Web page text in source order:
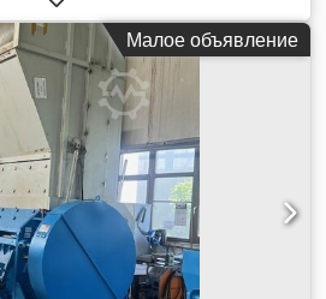
например, шин и старых кабелей.
предохранительной муфтой
предметов. Chjdpfxezmc
600 мм, рабочая ширина 1450
сегментными
ножа, 2 ряда статорных
корзина, отверстия по
(маятниковый рычаг)
200 кВт
Малое объявление